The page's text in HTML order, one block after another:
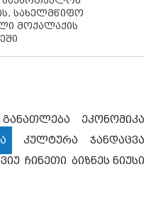
სახელმწიფო
მოქალაქის
განათლება
ეკონომიკა
კულტურა
ჯანდაცვა
ჩინეთი ბიზნეს ნიუსი